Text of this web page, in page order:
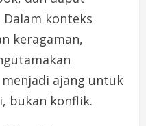
konteks
keragaman,
ajang untuk
bukan konflik.